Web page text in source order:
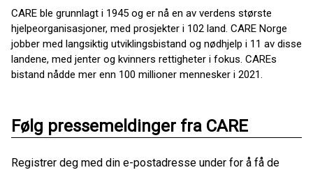
CARE ble grunnlagt i 1945 og er nå en av verdens største
hjelpeorganisasjoner, med prosjekter i 102 land. CARE Norge
jobber med langsiktig utviklingsbistand og nødhjelp i 11 av disse
landene, med jenter og kvinners rettigheter i fokus. CAREs
bistand nådde mer enn 100 millioner mennesker i 2021.
Følg pressemeldinger fra CARE
Registrer deg med din e-postadresse under for å få de